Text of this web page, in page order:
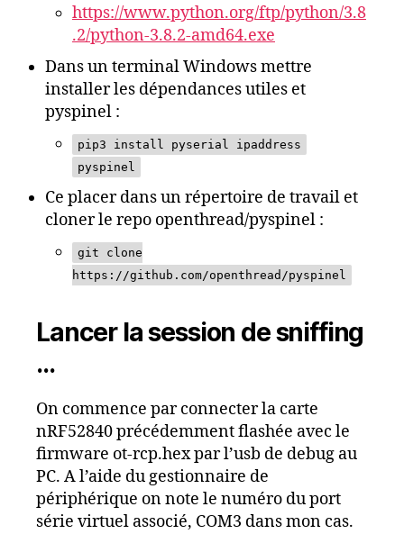
https://www.python.org/ftp/python/3.8
.2/python-3.8.2-amd64.exe
Dans un terminal Windows mettre
installer les dépendances utiles et
pyspinel :
pip3 install pyserial ipaddress
pyspinel
Ce placer dans un répertoire de travail et
cloner le repo openthread/pyspinel :
git clone
https://github.com/openthread/pyspinel
Lancer la session de sniffing
…
On commence par connecter la carte
nRF52840 précédemment flashée avec le
firmware ot-rcp.hex par l’usb de debug au
PC. A l’aide du gestionnaire de
périphérique on note le numéro du port
série virtuel associé, COM3 dans mon cas.